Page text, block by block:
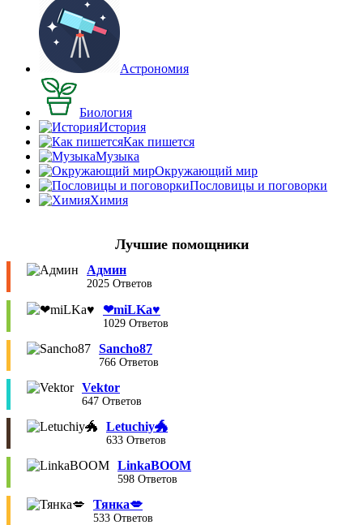
Астрономия
Биология
История
Как пишется
Музыка
Окружающий мир
Пословицы и поговорки
Химия
Лучшие помощники
Админ
2025 Ответов
❤︎miLKa♥︎
1029 Ответов
Sancho87
766 Ответов
Vektor
647 Ответов
Letuchiy🐲
633 Ответов
LinkaBOOM
598 Ответов
Тянка💋
533 Ответов